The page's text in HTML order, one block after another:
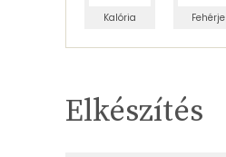
Kalória Fehérje
TÁPANYAGTARTALOM
Elkészítés